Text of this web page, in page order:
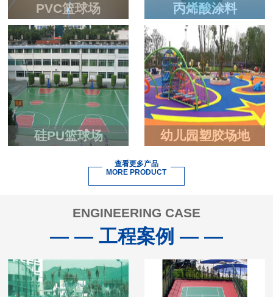
PVC篮球场 丙烯酸涂料
硅PU篮球场 幼儿园塑胶场地
查看更多产品
MORE PRODUCT
ENGINEERING CASE
— — 工程案例 — —